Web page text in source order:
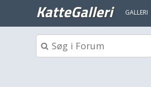
KatteGalleri GALLERI